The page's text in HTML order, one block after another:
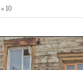
» 10